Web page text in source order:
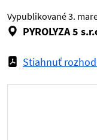
Vypublikované3.
PYROLYZA 5
Stiahnuť